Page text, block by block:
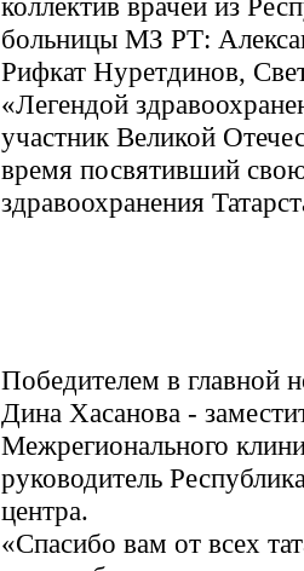
больницы МЗ РТ:
Рифкат Нуретдинов,
«Легендой
участник Великой
время посвятивший
здравоохранения
Победителем в главной
Дина Хасанова -
Межрегионального
руководитель
центра.
«Спасибо вам от всех